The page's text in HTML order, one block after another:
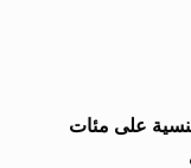
على مئات